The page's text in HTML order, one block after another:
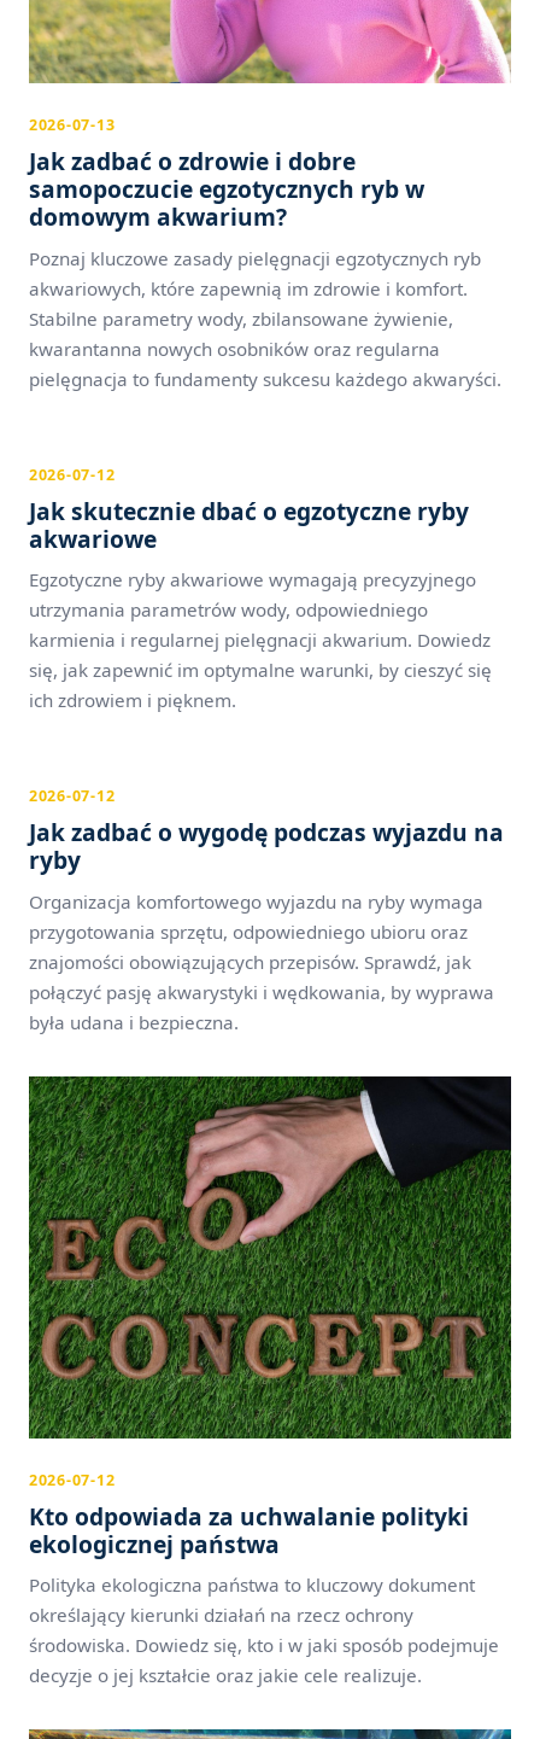
2026-07-13
Jak zadbać o zdrowie i dobre
samopoczucie egzotycznych ryb w
domowym akwarium?
Poznaj kluczowe zasady pielęgnacji egzotycznych ryb
akwariowych, które zapewnią im zdrowie i komfort.
Stabilne parametry wody, zbilansowane żywienie,
kwarantanna nowych osobników oraz regularna
pielęgnacja to fundamenty sukcesu każdego akwaryści.
2026-07-12
Jak skutecznie dbać o egzotyczne ryby
akwariowe
Egzotyczne ryby akwariowe wymagają precyzyjnego
utrzymania parametrów wody, odpowiedniego
karmienia i regularnej pielęgnacji akwarium. Dowiedz
się, jak zapewnić im optymalne warunki, by cieszyć się
ich zdrowiem i pięknem.
2026-07-12
Jak zadbać o wygodę podczas wyjazdu na
ryby
Organizacja komfortowego wyjazdu na ryby wymaga
przygotowania sprzętu, odpowiedniego ubioru oraz
znajomości obowiązujących przepisów. Sprawdź, jak
połączyć pasję akwarystyki i wędkowania, by wyprawa
była udana i bezpieczna.
2026-07-12
Kto odpowiada za uchwalanie polityki
ekologicznej państwa
Polityka ekologiczna państwa to kluczowy dokument
określający kierunki działań na rzecz ochrony
środowiska. Dowiedz się, kto i w jaki sposób podejmuje
decyzje o jej kształcie oraz jakie cele realizuje.